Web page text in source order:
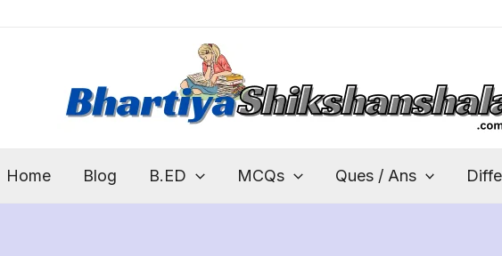
Home Blog B.ED MCQs Ques / Ans